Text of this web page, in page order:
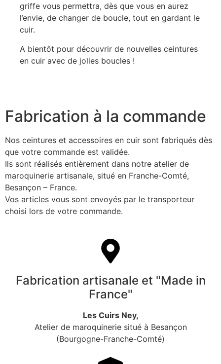
griffe vous permettra, dès que vous en aurez
l’envie, de changer de boucle, tout en gardant le
cuir.
A bientôt pour découvrir de nouvelles ceintures
en cuir avec de jolies boucles !
Fabrication à la commande
Nos ceintures et accessoires en cuir sont fabriqués dès
que votre commande est validée.
Ils sont réalisés entièrement dans notre atelier de
maroquinerie artisanale, situé en Franche-Comté,
Besançon – France.
Vos articles vous sont envoyés par le transporteur
choisi lors de votre commande.
Fabrication artisanale et "Made in
France"
Les Cuirs Ney,
Atelier de maroquinerie situé à Besançon
(Bourgogne-Franche-Comté)